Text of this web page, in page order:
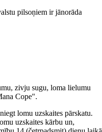
pilsoņiem ir jānorāda
zivju sugu, loma lielumu
Cope".
lomu uzskaites pārskatu.
uzskaites kārbu un,